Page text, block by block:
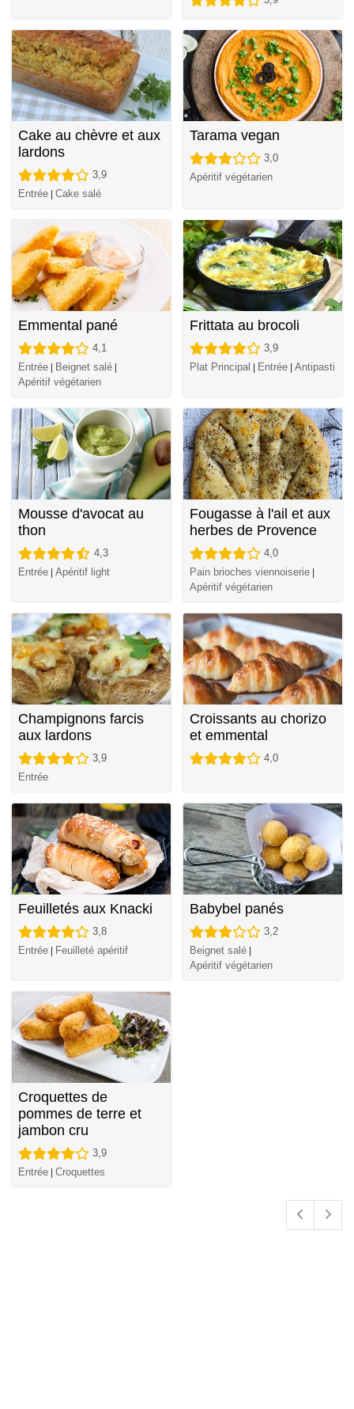
Cake au chèvre et aux
lardons
3,9
Entrée Cake salé
Tarama vegan
3,0
Apéritif végétarien
Emmental pané
4,1
Entrée
Beignet salé
Apéritif végétarien
Frittata au brocoli
3,9
Plat Principal
Entrée Antipasti
Mousse d'avocat au
thon
4,3
Entrée Apéritif light
Fougasse à l'ail et aux
herbes de Provence
4,0
Pain brioches viennoiserie
Apéritif végétarien
Champignons farcis
aux lardons
3,9
Entrée
Croissants au chorizo
et emmental
4,0
Feuilletés aux Knacki
3,8
Entrée
Feuilleté apéritif
Babybel panés
3,2
Beignet salé
Apéritif végétarien
Croquettes de
pommes de terre et
jambon cru
3,9
Entrée Croquettes